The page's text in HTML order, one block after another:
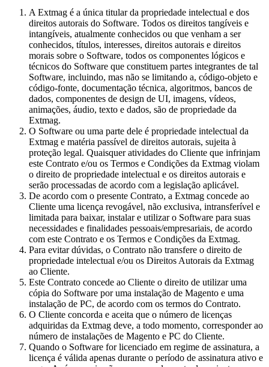
A Extmag é a única titular da propriedade intelectual e dos
direitos autorais do Software. Todos os direitos tangíveis e
intangíveis, atualmente conhecidos ou que venham a ser
conhecidos, títulos, interesses, direitos autorais e direitos
morais sobre o Software, todos os componentes lógicos e
técnicos do Software que constituem partes integrantes de tal
Software, incluindo, mas não se limitando a, código-objeto e
código-fonte, documentação técnica, algoritmos, bancos de
dados, componentes de design de UI, imagens, vídeos,
animações, áudio, texto e dados, são de propriedade da
Extmag.
O Software ou uma parte dele é propriedade intelectual da
Extmag e matéria passível de direitos autorais, sujeita à
proteção legal. Quaisquer atividades do Cliente que infrinjam
este Contrato e/ou os Termos e Condições da Extmag violam
o direito de propriedade intelectual e os direitos autorais e
serão processadas de acordo com a legislação aplicável.
De acordo com o presente Contrato, a Extmag concede ao
Cliente uma licença revogável, não exclusiva, intransferível e
limitada para baixar, instalar e utilizar o Software para suas
necessidades e finalidades pessoais/empresariais, de acordo
com este Contrato e os Termos e Condições da Extmag.
Para evitar dúvidas, o Contrato não transfere o direito de
propriedade intelectual e/ou os Direitos Autorais da Extmag
ao Cliente.
Este Contrato concede ao Cliente o direito de utilizar uma
cópia do Software por uma instalação de Magento e uma
instalação de PC, de acordo com os termos do Contrato.
O Cliente concorda e aceita que o número de licenças
adquiridas da Extmag deve, a todo momento, corresponder ao
número de instalações de Magento e PC do Cliente.
Quando o Software for licenciado em regime de assinatura, a
licença é válida apenas durante o período de assinatura ativo e